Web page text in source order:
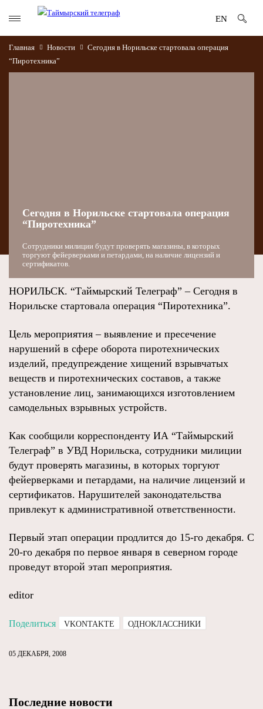
EN
Главная Новости
Сегодня в Норильске стартовала операция
“Пиротехника”
Сегодня в Норильске стартовала операция
“Пиротехника”
Сотрудники милиции будут проверять магазины, в которых
торгуют фейерверками и петардами, на наличие лицензий и
сертификатов.
НОРИЛЬСК. “Таймырский Телеграф” – Сегодня в
Норильске стартовала операция “Пиротехника”.
Цель мероприятия – выявление и пресечение
нарушений в сфере оборота пиротехнических
изделий, предупреждение хищений взрывчатых
веществ и пиротехнических составов, а также
установление лиц, занимающихся изготовлением
самодельных взрывных устройств.
Как сообщили корреспонденту ИА “Таймырский
Телеграф” в УВД Норильска, сотрудники милиции
будут проверять магазины, в которых торгуют
фейерверками и петардами, на наличие лицензий и
сертификатов. Нарушителей законодательства
привлекут к административной ответственности.
Первый этап операции продлится до 15-го декабря. С
20-го декабря по первое января в северном городе
проведут второй этап мероприятия.
editor
Поделиться VKONTAKTE ОДНОКЛАССНИКИ
05 ДЕКАБРЯ, 2008
Последние новости